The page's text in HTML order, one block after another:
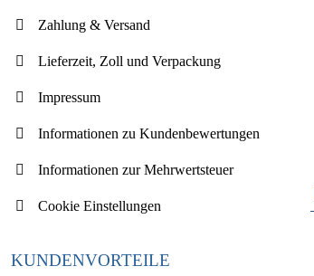
Zahlung & Versand
Lieferzeit, Zoll und Verpackung
Impressum
Informationen zu Kundenbewertungen
Informationen zur Mehrwertsteuer
Cookie Einstellungen
KUNDENVORTEILE